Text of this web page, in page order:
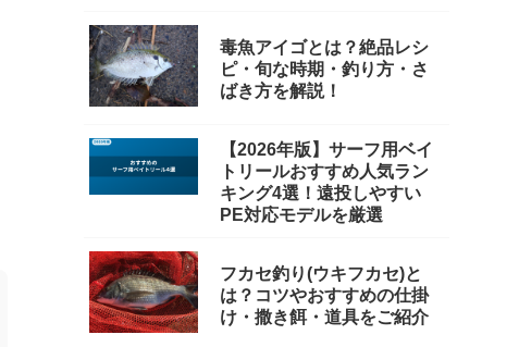
毒魚アイゴとは？絶品レシ
ピ・旬な時期・釣り方・さ
ばき方を解説！
【2026年版】サーフ用ベイ
トリールおすすめ人気ラン
キング4選！遠投しやすい
PE対応モデルを厳選
フカセ釣り(ウキフカセ)と
は？コツやおすすめの仕掛
け・撒き餌・道具をご紹介